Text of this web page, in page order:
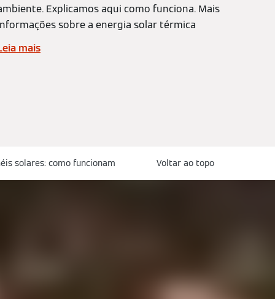
Explicamos aqui como funciona. Mais
sobre a energia solar térmica
mais
Voltar ao topo
solares: como funcionam